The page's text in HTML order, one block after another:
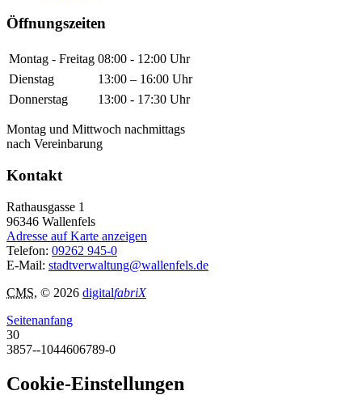
Öffnungszeiten
Montag - Freitag 08:00 - 12:00 Uhr
Dienstag
13:00 – 16:00 Uhr
Donnerstag
13:00 - 17:30 Uhr
Montag und Mittwoch nachmittags
nach Vereinbarung
Kontakt
Rathausgasse 1
96346 Wallenfels
Adresse auf Karte anzeigen
Telefon: 09262 945-0
E-Mail: stadtverwaltung@wallenfels.de
CMS, © 2026 digitalfabriX
Seitenanfang
30
3857--1044606789-0
Cookie-Einstellungen